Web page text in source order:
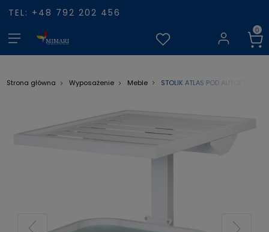
TEL: +48 792 202 456
Strona główna Wyposażenie Meble STOLIK ATLAS POD AUTOKLAW